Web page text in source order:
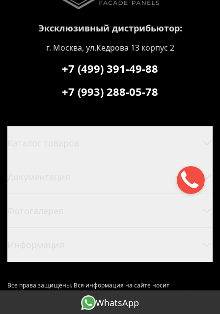
Эксклюзивный дистрибьютор:
г. Москва, ул.Кедрова 13 корпус 2
+7 (499) 391-49-88
+7 (993) 288-05-78
Все права защищены. Вся информация на сайте носит
исключительно информационный характер и не является публичной
Пользовательское соглашение.
WhatsApp